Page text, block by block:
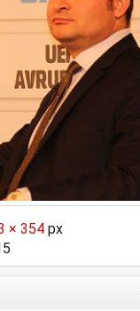
× 354px